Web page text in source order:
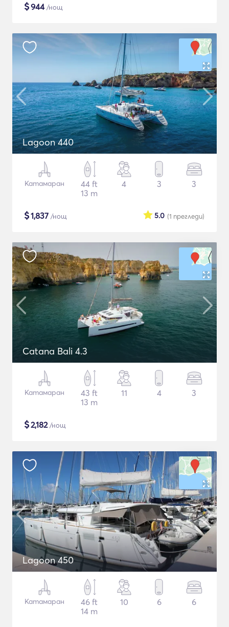
$944/нощ
Lagoon 440
Катамаран
44 ft
13 m
4 3 3
$1,837 /нощ (1 прегледи)
5.0
Catana Bali 4.3
Катамаран
43 ft
13 m
11 4 3
$2,182/нощ
Lagoon 450
Катамаран
46 ft
14 m
10 6 6